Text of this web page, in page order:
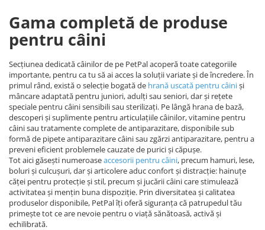
Gama completă de produse
pentru câini
Secțiunea dedicată câinilor de pe PetPal acoperă toate categoriile
importante, pentru ca tu să ai acces la soluții variate și de încredere. În
primul rând, există o selecție bogată de hrană uscată pentru câiniși
mâncare adaptată pentru juniori, adulți sau seniori, dar și rețete
speciale pentru câini sensibili sau sterilizați. Pe lângă hrana de bază,
descoperi și suplimente pentru articulațiile câinilor, vitamine pentru
câini sau tratamente complete de antiparazitare, disponibile sub
formă de pipete antiparazitare câini sau zgărzi antiparazitare, pentru a
preveni eficient problemele cauzate de purici și căpușe.
Tot aici găsești numeroaseaccesorii pentru câini, precum hamuri, lese,
boluri și culcușuri, dar și articolere aduc confort și distracție: hainuțe
căței pentru protecție și stil, precum și jucării câini care stimulează
activitatea și mențin buna dispoziție. Prin diversitatea și calitatea
produselor disponibile, PetPal îți oferă siguranța că patrupedul tău
primește tot ce are nevoie pentru o viață sănătoasă, activă și
echilibrată.